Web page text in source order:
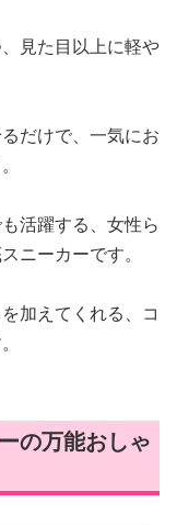
見た目以上に軽や
だけで、一気にお
活躍する、女性ら
ニーカーです。
加えてくれる、コ
の万能おしゃ